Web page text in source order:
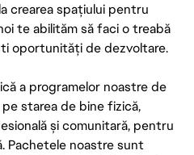
crearea spațiului pentru
te abilităm să faci o treabă
oportunități de dezvoltare.
a programelor noastre de
starea de bine fizică,
și comunitară, pentru
Pachetele noastre sunt